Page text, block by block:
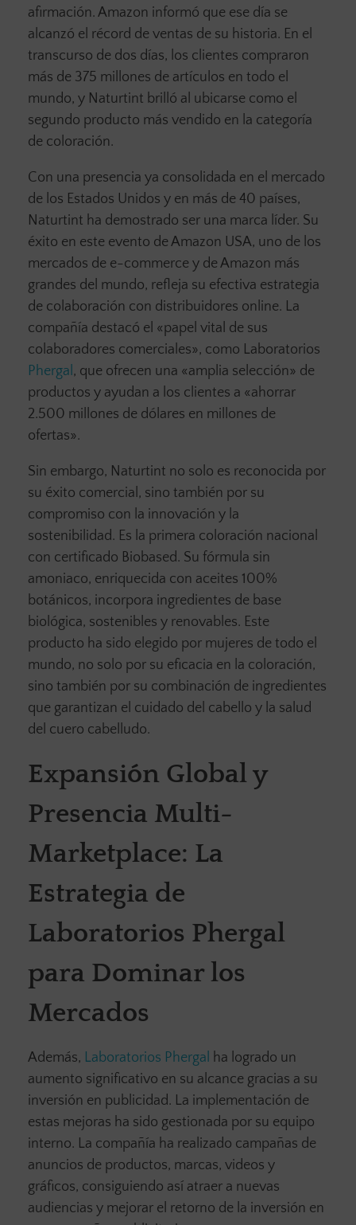
afirmación. Amazon informó que ese día se
alcanzó el récord de ventas de su historia. En el
transcurso de dos días, los clientes compraron
más de 375 millones de artículos en todo el
mundo, y Naturtint brilló al ubicarse como el
segundo producto más vendido en la categoría
de coloración.
Con una presencia ya consolidada en el mercado
de los Estados Unidos y en más de 40 países,
Naturtint ha demostrado ser una marca líder. Su
éxito en este evento de Amazon USA, uno de los
mercados de e-commerce y de Amazon más
grandes del mundo, refleja su efectiva estrategia
de colaboración con distribuidores online. La
compañía destacó el «papel vital de sus
colaboradores comerciales», como Laboratorios
Phergal, que ofrecen una «amplia selección» de
productos y ayudan a los clientes a «ahorrar
2.500 millones de dólares en millones de
ofertas».
Sin embargo, Naturtint no solo es reconocida por
su éxito comercial, sino también por su
compromiso con la innovación y la
sostenibilidad. Es la primera coloración nacional
con certificado Biobased. Su fórmula sin
amoniaco, enriquecida con aceites 100%
botánicos, incorpora ingredientes de base
biológica, sostenibles y renovables. Este
producto ha sido elegido por mujeres de todo el
mundo, no solo por su eficacia en la coloración,
sino también por su combinación de ingredientes
que garantizan el cuidado del cabello y la salud
del cuero cabelludo.
Expansión Global y
Presencia Multi-
Marketplace: La
Estrategia de
Laboratorios Phergal
para Dominar los
Mercados
Además, Laboratorios Phergal ha logrado un
aumento significativo en su alcance gracias a su
inversión en publicidad. La implementación de
estas mejoras ha sido gestionada por su equipo
interno. La compañía ha realizado campañas de
anuncios de productos, marcas, videos y
gráficos, consiguiendo así atraer a nuevas
audiencias y mejorar el retorno de la inversión en